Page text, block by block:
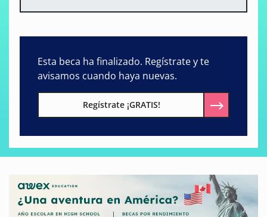
Esta beca ha finalizado. Regístrate y te
avisamos cuando haya nuevas.
Regístrate ¡GRATIS!